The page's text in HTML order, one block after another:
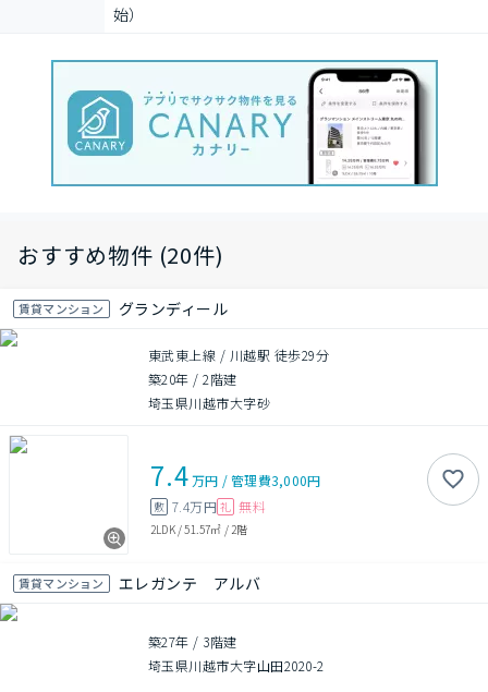
始）
おすすめ物件 (20件)
賃貸マンション グランディール
東武東上線 / 川越駅 徒歩29分
築20年 /2階建
埼玉県川越市大字砂
7.4万円 /管理費3,000円
敷 7.4万円 礼 無料
2LDK/51.57㎡ / 2階
賃貸マンション エレガンテ アルバ
築27年 / 3階建
埼玉県川越市大字山田2020-2